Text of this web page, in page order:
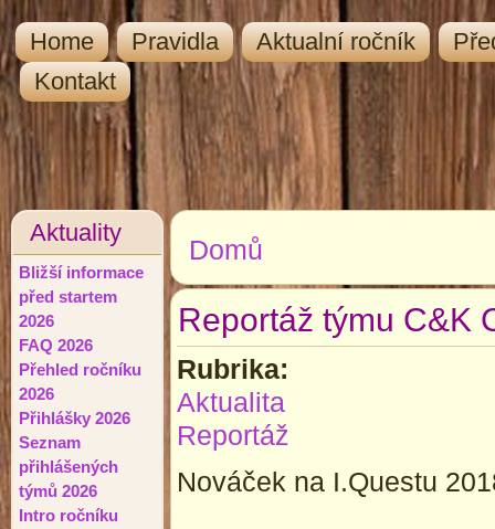
Home Pravidla Aktualní ročník
Kontakt
Aktuality
Bližší informace
před startem
2026
FAQ 2026
Přehled ročníku
2026
Přihlášky 2026
Seznam
přihlášených
týmů 2026
Intro ročníku
Jste zde
Domů
Reportáž týmu C&K
Rubrika:
Aktualita
Reportáž
Nováček na I.Questu